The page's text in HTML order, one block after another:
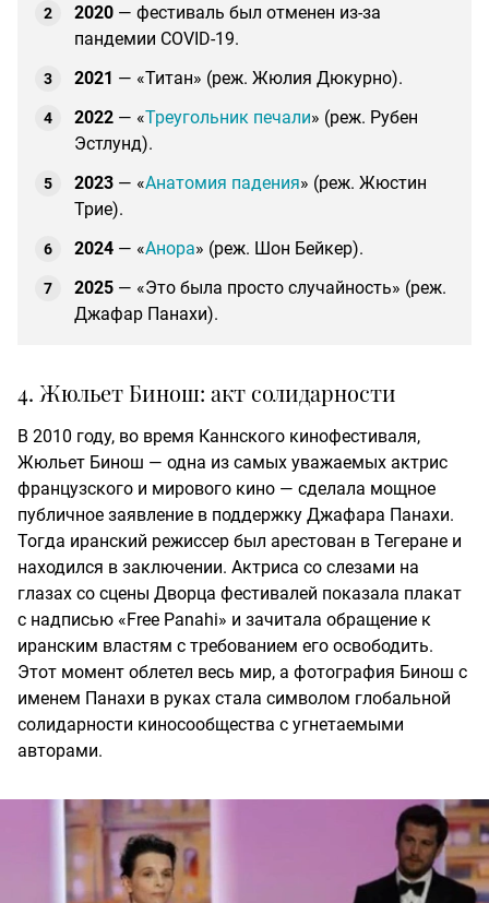
2020 — фестиваль был отменен из-за
пандемии COVID-19.
2021 — «Титан» (реж. Жюлия Дюкурно).
2022 — «Треугольник печали» (реж. Рубен
Эстлунд).
2023 — «Анатомия падения» (реж. Жюстин
Трие).
2024 — «Анора» (реж. Шон Бейкер).
2025 — «Это была просто случайность» (реж.
Джафар Панахи).
4. Жюльет Бинош: акт солидарности
В 2010 году, во время Каннского кинофестиваля,
Жюльет Бинош — одна из самых уважаемых актрис
французского и мирового кино — сделала мощное
публичное заявление в поддержку Джафара Панахи.
Тогда иранский режиссер был арестован в Тегеране и
находился в заключении. Актриса со слезами на
глазах со сцены Дворца фестивалей показала плакат
с надписью «Free Panahi» и зачитала обращение к
иранским властям с требованием его освободить.
Этот момент облетел весь мир, а фотография Бинош с
именем Панахи в руках стала символом глобальной
солидарности киносообщества с угнетаемыми
авторами.